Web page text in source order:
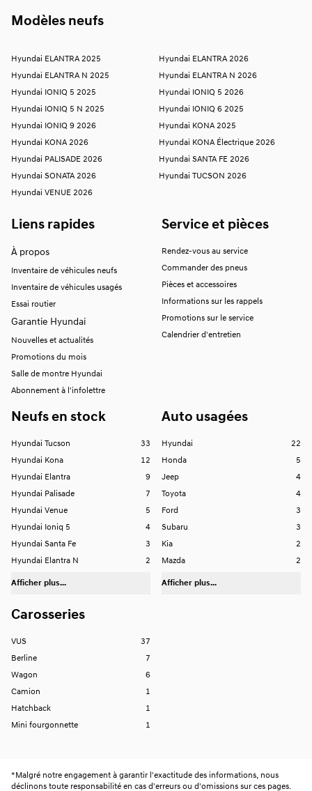
Modèles neufs
Hyundai ELANTRA 2025
Hyundai ELANTRA 2026
Hyundai ELANTRA N 2025
Hyundai ELANTRA N 2026
Hyundai IONIQ 5 2025
Hyundai IONIQ 5 2026
Hyundai IONIQ 5 N 2025
Hyundai IONIQ 6 2025
Hyundai IONIQ 9 2026
Hyundai KONA 2025
Hyundai KONA 2026
Hyundai KONA Électrique 2026
Hyundai PALISADE 2026
Hyundai SANTA FE 2026
Hyundai SONATA 2026
Hyundai TUCSON 2026
Hyundai VENUE 2026
Liens rapides
À propos
Inventaire de véhicules neufs
Inventaire de véhicules usagés
Essai routier
Garantie Hyundai
Nouvelles et actualités
Promotions du mois
Salle de montre Hyundai
Abonnement à l'infolettre
Service et pièces
Rendez-vous au service
Commander des pneus
Pièces et accessoires
Informations sur les rappels
Promotions sur le service
Calendrier d'entretien
Neufs en stock
Hyundai Tucson
33
Hyundai Kona
12
Hyundai Elantra
9
Hyundai Palisade
7
Hyundai Venue
5
Hyundai Ioniq 5
4
Hyundai Santa Fe
3
Hyundai Elantra N
2
Afficher plus...
Auto usagées
Hyundai
22
Honda
5
Jeep
4
Toyota
4
Ford
3
Subaru
3
Kia
2
Mazda
2
Afficher plus...
Carosseries
VUS
37
Berline
7
Wagon
6
Camion
1
Hatchback
1
Mini fourgonnette
1
* Malgré notre engagement à garantir l'exactitude des informations, nous
déclinons toute responsabilité en cas d'erreurs ou d'omissions sur ces pages.